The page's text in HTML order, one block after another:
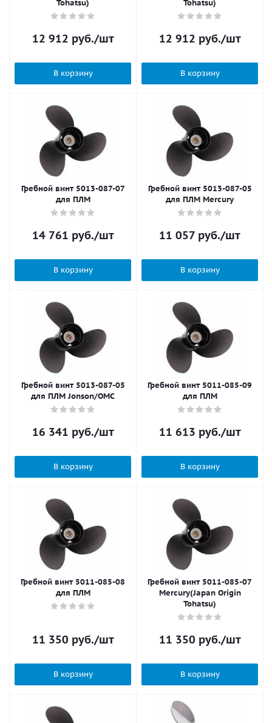
Tohatsu)
12 912 руб./шт
В корзину
Tohatsu)
12 912 руб./шт
В корзину
Гребной винт 5013-087-07
для ПЛМ
14 761 руб./шт
В корзину
Гребной винт 5013-087-05
для ПЛМ Mercury
11 057 руб./шт
В корзину
Гребной винт 5013-087-05
для ПЛМ Jonson/OMC
16 341 руб./шт
В корзину
Гребной винт 5011-085-09
для ПЛМ
11 613 руб./шт
В корзину
Гребной винт 5011-085-08
для ПЛМ
11 350 руб./шт
В корзину
Гребной винт 5011-085-07
Mercury(Japan Origin
Tohatsu)
11 350 руб./шт
В корзину